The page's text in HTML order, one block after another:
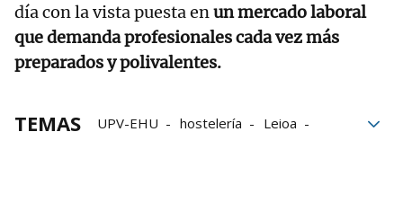
día con la vista puesta enun mercado laboral
que demanda profesionales cada vez más
preparados y polivalentes.
TEMAS UPV-EHU hostelería
Leioa